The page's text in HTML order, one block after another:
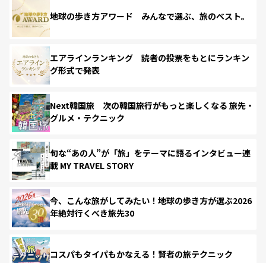
地球の歩き方アワード みんなで選ぶ、旅のベスト。
エアラインランキング 読者の投票をもとにランキン
グ形式で発表
Next韓国旅 次の韓国旅行がもっと楽しくなる 旅先・
グルメ・テクニック
旬な“あの人”が「旅」をテーマに語るインタビュー連
載 MY TRAVEL STORY
今、こんな旅がしてみたい！地球の歩き方が選ぶ2026
年絶対行くべき旅先30
コスパもタイパもかなえる！賢者の旅テクニック